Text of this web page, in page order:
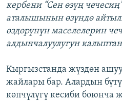
кербени “Сен өзүң
аталышынын өзүндө
өздөрүнүн маселелерин
алдынчалуулугун
Кыргызстанда жүздөн
жайлары бар. Алардын
көпчүлүгү кесиби боюнча